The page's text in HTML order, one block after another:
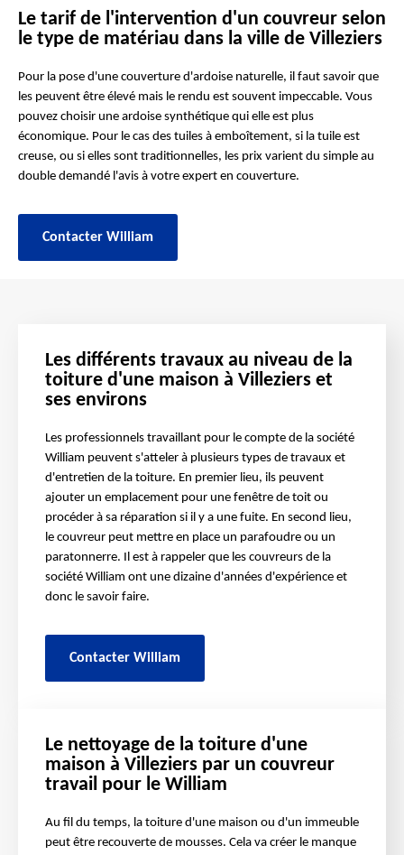
Le tarif de l'intervention d'un couvreur selon
le type de matériau dans la ville de Villeziers
Pour la pose d'une couverture d'ardoise naturelle, il faut savoir que
les peuvent être élevé mais le rendu est souvent impeccable. Vous
pouvez choisir une ardoise synthétique qui elle est plus
économique. Pour le cas des tuiles à emboîtement, si la tuile est
creuse, ou si elles sont traditionnelles, les prix varient du simple au
double demandé l'avis à votre expert en couverture.
Contacter William
Les différents travaux au niveau de la
toiture d'une maison à Villeziers et
ses environs
Les professionnels travaillant pour le compte de la société
William peuvent s'atteler à plusieurs types de travaux et
d'entretien de la toiture. En premier lieu, ils peuvent
ajouter un emplacement pour une fenêtre de toit ou
procéder à sa réparation si il y a une fuite. En second lieu,
le couvreur peut mettre en place un parafoudre ou un
paratonnerre. Il est à rappeler que les couvreurs de la
société William ont une dizaine d'années d'expérience et
donc le savoir faire.
Contacter William
Le nettoyage de la toiture d'une
maison à Villeziers par un couvreur
travail pour le William
Au fil du temps, la toiture d'une maison ou d'un immeuble
peut être recouverte de mousses. Cela va créer le manque